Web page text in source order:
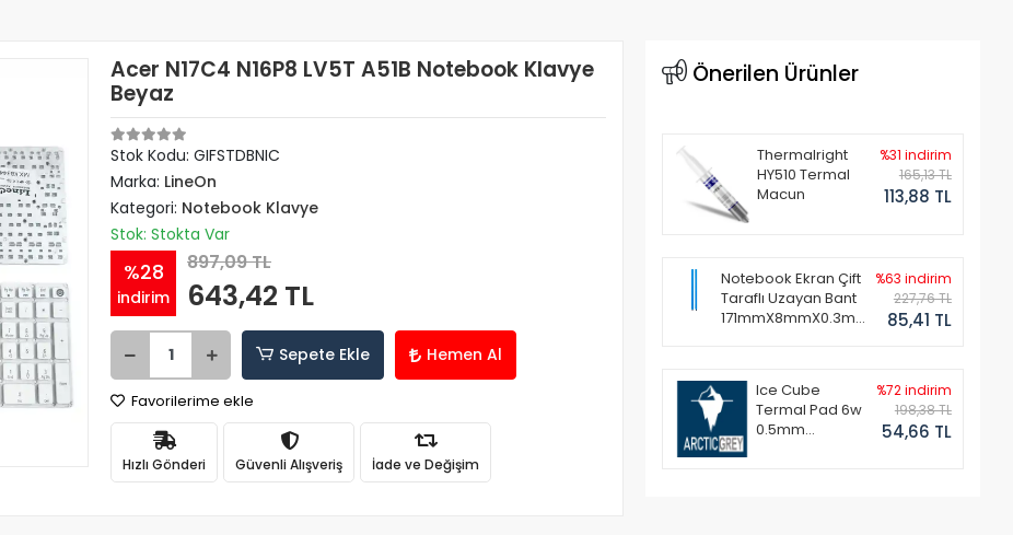
Acer N17C4 N16P8 LV5T A51B Notebook Klavye
Beyaz
Stok Kodu: GIFSTDBNIC
Marka: LineOn
Kategori: Notebook Klavye
Stok: Stokta Var
%28
indirim
897,09 TL
643,42 TL
Sepete Ekle Hemen Al
Favorilerime ekle
Hızlı Gönderi Güvenli Alışveriş İade ve Değişim
Önerilen Ürünler
Thermalright
HY510 Termal
Macun
%31 indirim
165,13 TL
113,88 TL
Notebook Ekran Çift
Taraflı Uzayan Bant
171mmX8mmX0.3mm
%63 indirim
227,76 TL
85,41 TL
Ice Cube
Termal Pad 6w
0.5mm
%72 indirim
198,38 TL
54,66 TL